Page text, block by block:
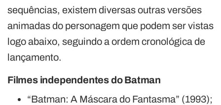
sequências, existem diversas outras versões
animadas do personagem que podem ser vistas
logo abaixo, seguindo a ordem cronológica de
lançamento.
Filmes independentes do Batman
“Batman: A Máscara do Fantasma” (1993);